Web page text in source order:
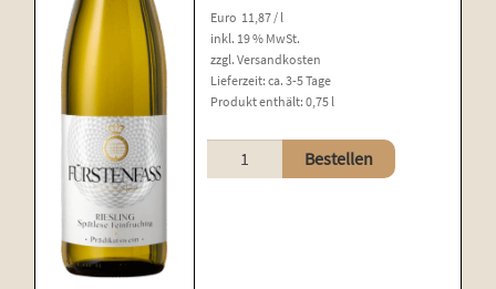
Euro 11,87/ l
inkl. 19 % MwSt.
zzgl.Versandkosten
Lieferzeit:ca. 3-5 Tage
Produkt enthält: 0,75 l
Riesling
Menge
Bestellen